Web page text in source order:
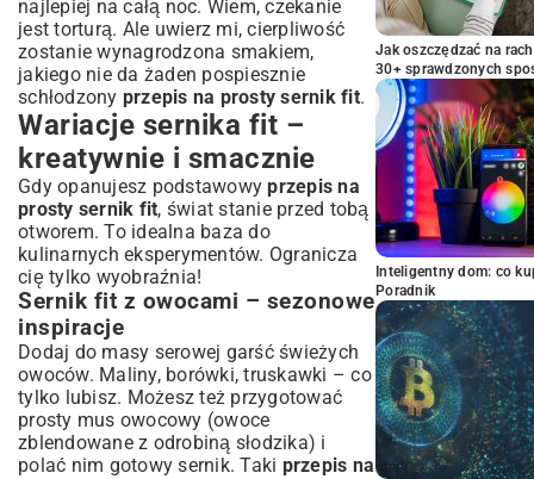
najlepiej na całą noc. Wiem, czekanie
jest torturą. Ale uwierz mi, cierpliwość
zostanie wynagrodzona smakiem,
jakiego nie da żaden pospiesznie
schłodzony przepis na prosty sernik fit.
Wariacje sernika fit –
kreatywnie i smacznie
Gdy opanujesz podstawowyprzepis na
prosty sernik fit, świat stanie przed tobą
otworem. To idealna baza do
kulinarnych eksperymentów. Ogranicza
cię tylko wyobraźnia!
Sernik fit z owocami – sezonowe
inspiracje
Dodaj do masy serowej garść świeżych
owoców. Maliny, borówki, truskawki – co
tylko lubisz. Możesz też przygotować
prosty mus owocowy (owoce
zblendowane z odrobiną słodzika) i
polać nim gotowy sernik. Taki przepis na
Jak oszczędzać na
30+ sprawdzonych
Inteligentny dom: co
Poradnik